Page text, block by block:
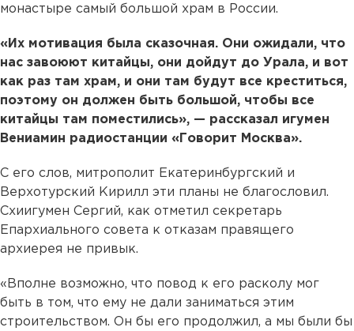
монастыре самый большой храм в России.
«Их мотивация была сказочная. Они ожидали, что
нас завоюют китайцы, они дойдут до Урала, и вот
как раз там храм, и они там будут все креститься,
поэтому он должен быть большой, чтобы все
китайцы там поместились», — рассказал игумен
Вениамин радиостанции «Говорит Москва».
С его слов, митрополит Екатеринбургский и
Верхотурский Кирилл эти планы не благословил.
Схиигумен Сергий, как отметил секретарь
Епархиального совета к отказам правящего
архиерея не привык.
«Вполне возможно, что повод к его расколу мог
быть в том, что ему не дали заниматься этим
строительством. Он бы его продолжил, а мы были бы